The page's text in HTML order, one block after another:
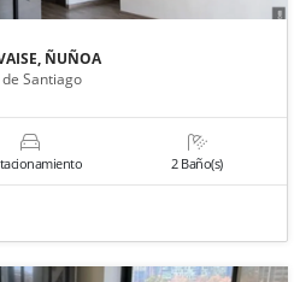
ÑUÑOA
Santiago
2 Baño(s)